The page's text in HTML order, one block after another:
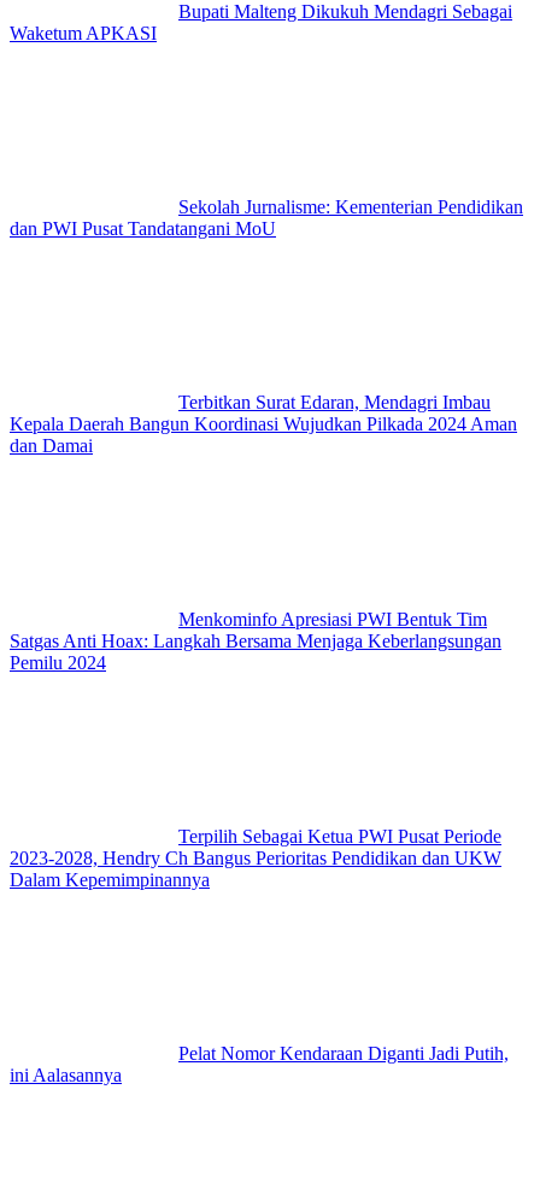
Bupati Malteng Dikukuh Mendagri Sebagai
Waketum APKASI
Sekolah Jurnalisme: Kementerian Pendidikan
dan PWI Pusat Tandatangani MoU
Terbitkan Surat Edaran, Mendagri Imbau
Kepala Daerah Bangun Koordinasi Wujudkan Pilkada 2024 Aman
dan Damai
Menkominfo Apresiasi PWI Bentuk Tim
Satgas Anti Hoax: Langkah Bersama Menjaga Keberlangsungan
Pemilu 2024
Terpilih Sebagai Ketua PWI Pusat Periode
2023-2028, Hendry Ch Bangus Perioritas Pendidikan dan UKW
Dalam Kepemimpinannya
Pelat Nomor Kendaraan Diganti Jadi Putih,
ini Aalasannya